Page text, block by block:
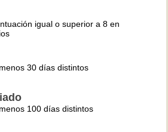
igual o superior a 8 en
30 días distintos
100 días distintos